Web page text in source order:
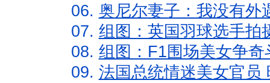
06. 奥尼尔妻子：我没有外
07. 组图：英国羽球选手拍
08. 组图：F1围场美女争
09. 法国总统情迷美女官员